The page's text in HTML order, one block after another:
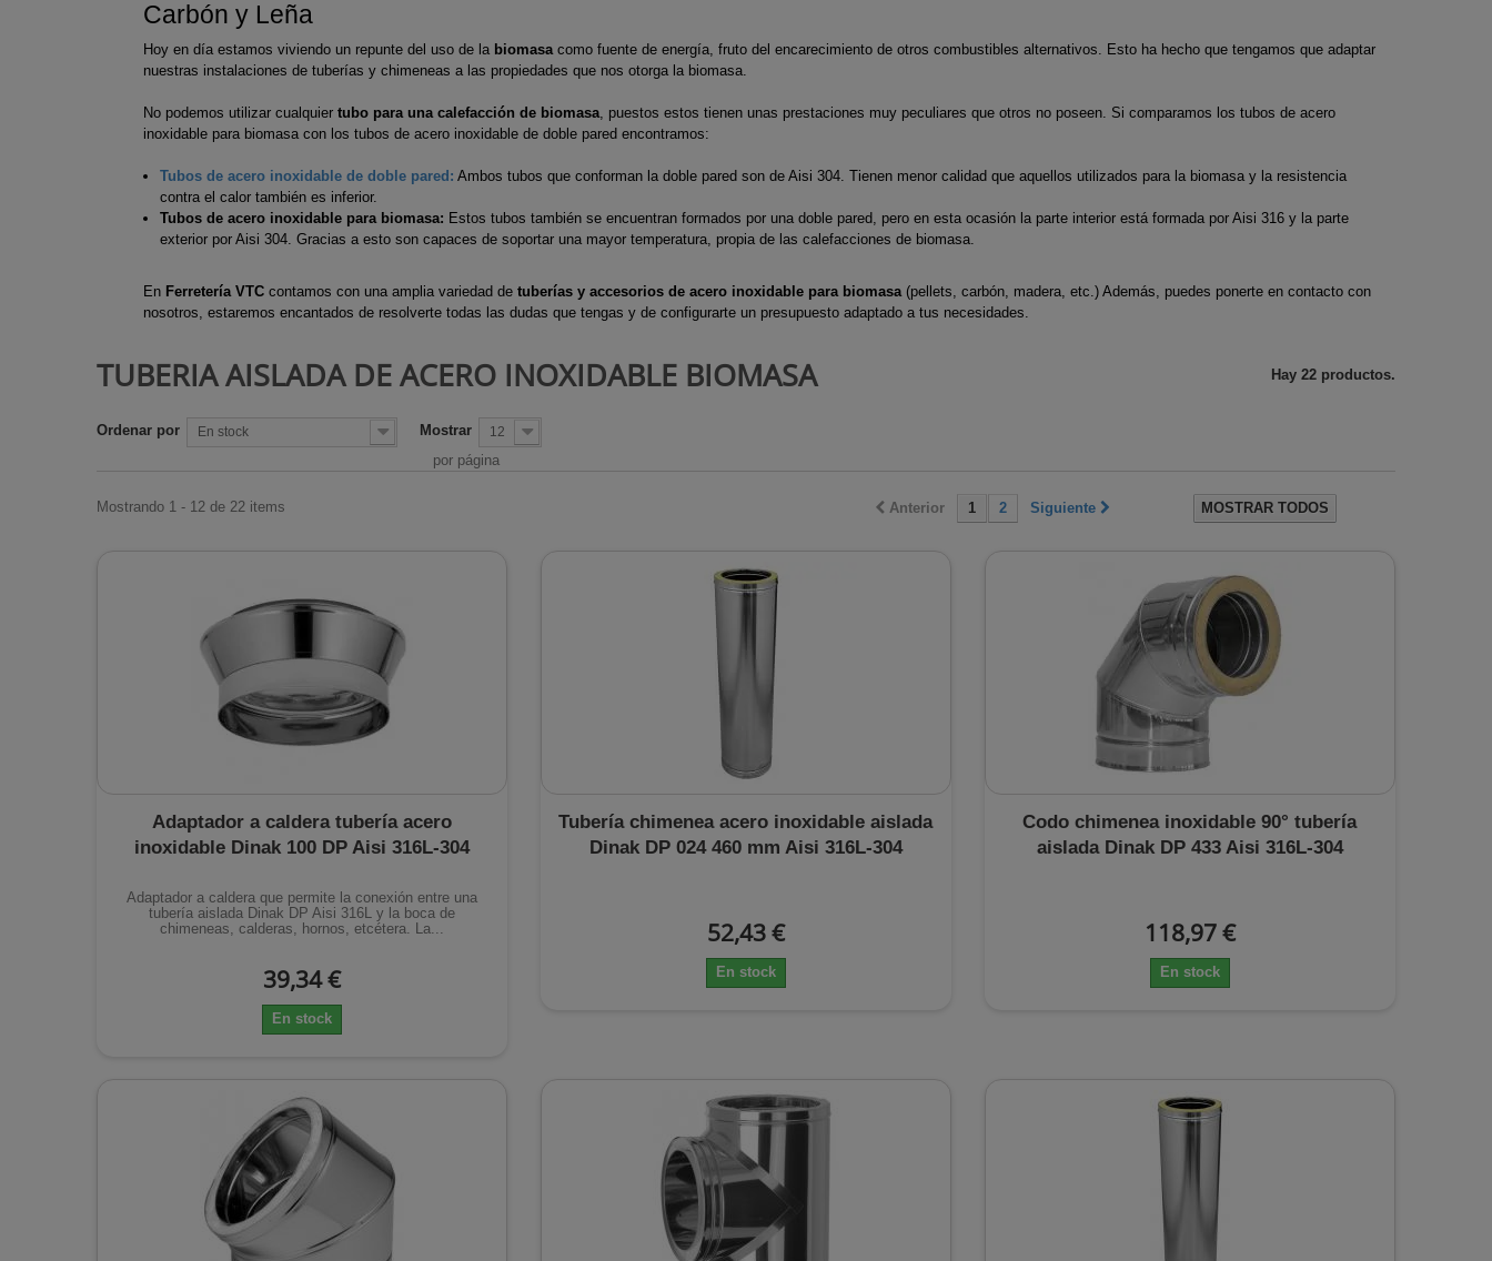
Chimeneas de Bioetanol
Chimeneas insertables
Estufas de exterior
Estufas de leña
Estufas parafina
Radiadores
Rejillas de calefacción
inoxidable para
Tubería aislada de cobre
Tubería aislada de cobre
para condensación
Tubería aislada inox-
galva para cocinas
industriales
pellets
pellet Classic
inoxidable
vitrificado negro
chimeneas
Revestimientos de
Recortabordes
Tijeras cesped
Pulverizadores
motorizados
desbrozadora
Desbrozadora
Escapes desbrozadoras
Trinquetes de arranque
desbrozadoras
Mandos aceleración
desbrozadoras
Protectores térmicos
desbrozadoras
Tornillos embrague
desbrozadoras
Pistones de
Protectores de corte
Segmentos
desbrozadoras
desbrozadoras
desbrozadoras
Desbrozadora
Soportes para manillar
Carbón y Leña
Hoy en día estamos viviendo un repunte del uso de la biomasacomo fuente de energía, fruto del encarecimiento de otros combustibles alternativos. Esto ha hecho que tengamos que adaptar
nuestras instalaciones de tuberías y chimeneas a las propiedades que nos otorga la biomasa.
No podemos utilizar cualquier tubo para una calefacción de biomasa, puestos estos tienen unas prestaciones muy peculiares que otros no poseen. Si comparamos los tubos de acero
inoxidable para biomasa con los tubos de acero inoxidable de doble pared encontramos:
Tubos de acero inoxidable de doble pared : Ambos tubos que conforman la doble pared son de Aisi 304. Tienen menor calidad que aquellos utilizados para la biomasa y la resistencia
contra el calor también es inferior.
Tubos de acero inoxidable para biomasa: Estos tubos también se encuentran formados por una doble pared, pero en esta ocasión la parte interior está formada por Aisi 316 y la parte
exterior por Aisi 304. Gracias a esto son capaces de soportar una mayor temperatura, propia de las calefacciones de biomasa.
En Ferretería VTC contamos con una amplia variedad de tuberías y accesorios de acero inoxidable para biomasa(pellets, carbón, madera, etc.) Además, puedes ponerte en contacto con
nosotros, estaremos encantados de resolverte todas las dudas que tengas y de configurarte un presupuesto adaptado a tus necesidades.
TUBERIA AISLADA DE ACERO INOXIDABLE BIOMASA Hay 22 productos.
Ordenar por En stock Mostrar 12
por página
MOSTRAR TODOS
Anterior 1 2 Siguiente
Mostrando 1 - 12 de 22 items
Adaptador a caldera tubería acero
inoxidable Dinak 100 DP Aisi 316L-304
Adaptador a caldera que permite la conexión entre una
tubería aislada Dinak DP Aisi 316L y la boca de
chimeneas, calderas, hornos, etcétera. La...
39,34 €
En stock
Tubería chimenea acero inoxidable aislada
Dinak DP 024 460 mm Aisi 316L-304
52,43 €
En stock
Codo chimenea inoxidable 90° tubería
aislada Dinak DP 433 Aisi 316L-304
118,97 €
En stock